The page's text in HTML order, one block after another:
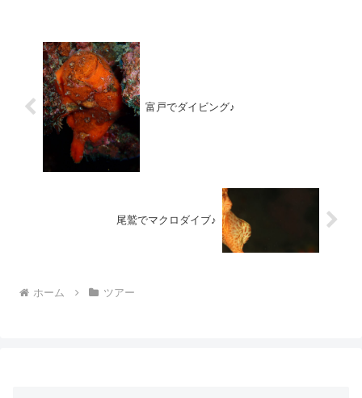
富戸でダイビング♪
尾鷲でマクロダイブ♪
ホーム ツアー